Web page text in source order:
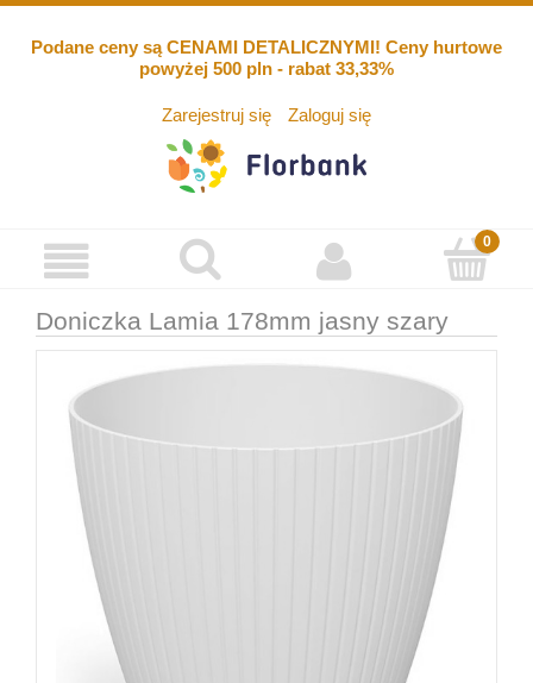
Podane ceny są CENAMI DETALICZNYMI! Ceny hurtowe
powyżej 500 pln - rabat 33,33%
Zarejestruj się Zaloguj się
Doniczka Lamia 178mm jasny szary